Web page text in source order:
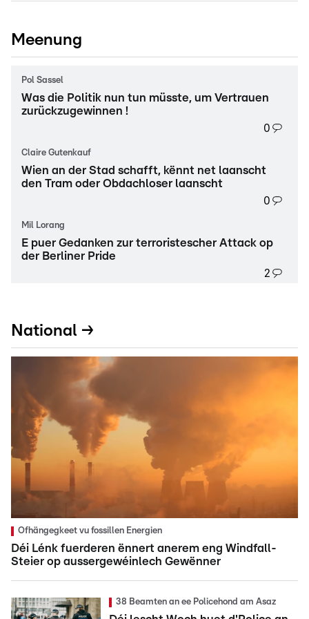
Meenung
Pol Sassel
Was die Politik nun tun müsste, um Vertrauen
zurückzugewinnen !
0
Claire Gutenkauf
Wien an der Stad schafft, kënnt net laanscht
den Tram oder Obdachloser laanscht
0
Mil Lorang
E puer Gedanken zur terroristescher Attack op
der Berliner Pride
2
National →
Ofhängegkeet vu fossillen Energien
Déi Lénk fuerderen ënnert anerem eng Windfall-
Steier op aussergewéinlech Gewënner
38 Beamten an ee Policehond am Asaz